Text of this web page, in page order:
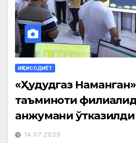
ИҚТИСОДИЁТ
«Ҳудудгаз
таъминоти
анжумани ўтказилди
14.07.2026